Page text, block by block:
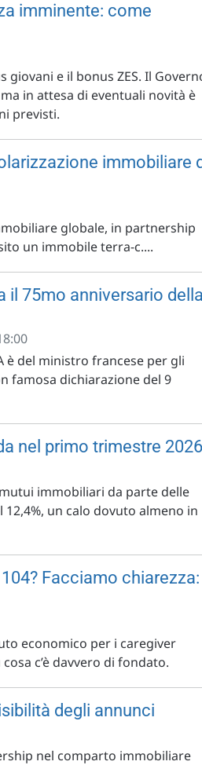
imminente: come
giovani e il bonus ZES. Il
in attesa di eventuali novità è
previsti.
immobiliare
globale, in partnership
un immobile terra-c....
il 75mo anniversario
è del ministro francese per gli
famosa dichiarazione del 9
nel primo trimestre 2026
immobiliari da parte delle
un calo dovuto almeno in
Facciamo chiarezza:
economico per i caregiver
c’è davvero di fondato.
degli annunci
nel comparto immobiliare